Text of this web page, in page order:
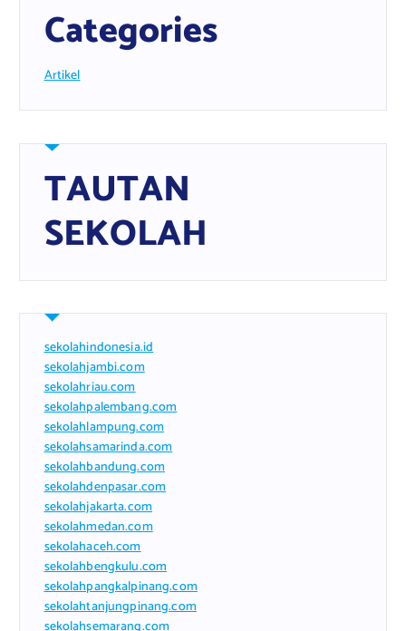
Categories
Artikel
TAUTAN
SEKOLAH
sekolahindonesia.id
sekolahjambi.com
sekolahriau.com
sekolahpalembang.com
sekolahlampung.com
sekolahsamarinda.com
sekolahbandung.com
sekolahdenpasar.com
sekolahjakarta.com
sekolahmedan.com
sekolahaceh.com
sekolahbengkulu.com
sekolahpangkalpinang.com
sekolahtanjungpinang.com
sekolahsemarang.com